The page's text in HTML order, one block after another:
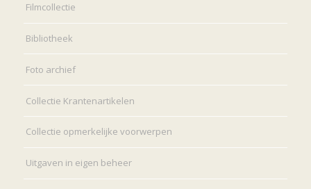
Filmcollectie
Bibliotheek
Foto archief
Collectie Krantenartikelen
Collectie opmerkelijke voorwerpen
Uitgaven in eigen beheer